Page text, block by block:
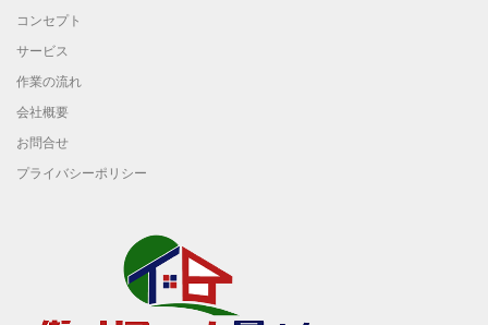
コンセプト
サービス
作業の流れ
会社概要
お問合せ
プライバシーポリシー